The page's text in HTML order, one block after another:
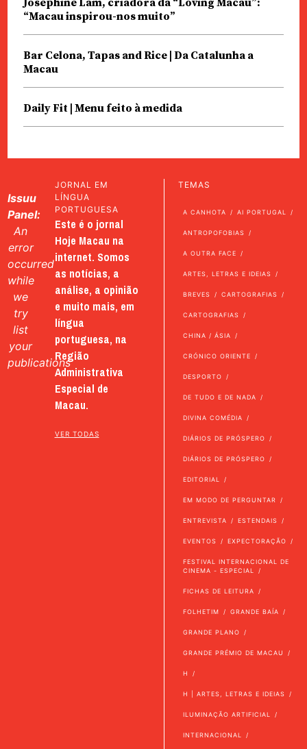
“Macau inspirou-nos muito”
Bar Celona, Tapas and Rice | Da Catalunha a
Macau
Daily Fit | Menu feito à medida
Issuu
Panel:
An
error
occurred
while
we
try
list
your
publications
JORNAL EM
LÍNGUA
PORTUGUESA
Este é o jornal
Hoje Macau na
internet. Somos
as notícias, a
análise, a opinião
e muito mais, em
língua
portuguesa, na
Região
Administrativa
Especial de
Macau.
VER TODAS
TEMAS
A CANHOTA AI PORTUGAL
ANTROPOFOBIAS
A OUTRA FACE
ARTES, LETRAS E IDEIAS
BREVES CARTOGRAFIAS
CARTOGRAFIAS
CHINA / ÁSIA
CRÓNICO ORIENTE
DESPORTO
DE TUDO E DE NADA
DIVINA COMÉDIA
DIÁRIOS DE PRÓSPERO
DIÁRIOS DE PRÓSPERO
EDITORIAL
EM MODO DE PERGUNTAR
ENTREVISTA ESTENDAIS
EVENTOS EXPECTORAÇÃO
FESTIVAL INTERNACIONAL DE
CINEMA - ESPECIAL
FICHAS DE LEITURA
FOLHETIM GRANDE BAÍA
GRANDE PLANO
GRANDE PRÉMIO DE MACAU
H
H | ARTES, LETRAS E IDEIAS
ILUMINAÇÃO ARTIFICIAL
INTERNACIONAL